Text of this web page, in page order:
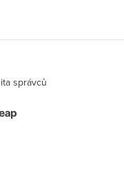
správců